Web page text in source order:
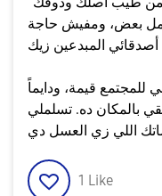
بعض، ومفيش حاجة
للمجتمع قيمة، ودايماً
بالمكان ده. تسلملي
1 Like